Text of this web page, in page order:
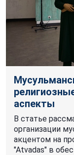
аспекты
В статье
организации
акцентом на
"Atvadas" в